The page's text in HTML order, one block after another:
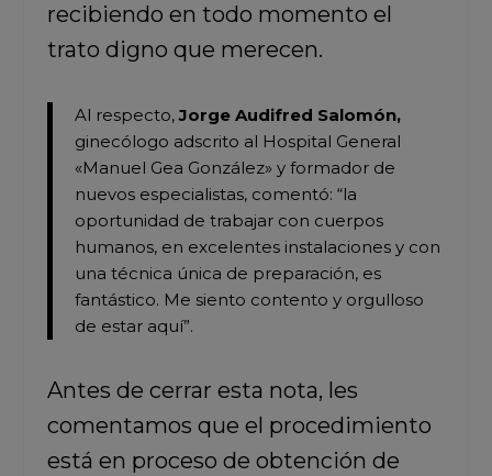
recibiendo en todo momento el
trato digno que merecen.
Al respecto,Jorge Audifred Salomón,
ginecólogo adscrito al Hospital General
«Manuel Gea González» y formador de
nuevos especialistas, comentó: “la
oportunidad de trabajar con cuerpos
humanos, en excelentes instalaciones y con
una técnica única de preparación, es
fantástico. Me siento contento y orgulloso
de estar aquí”.
Antes de cerrar esta nota, les
comentamos que el procedimiento
está en proceso de obtención de